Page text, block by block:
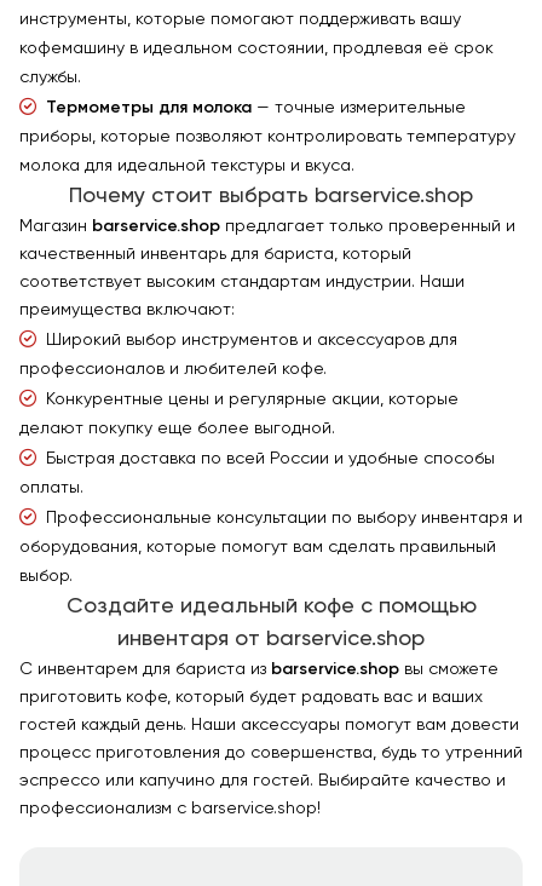
инструменты, которые помогают поддерживать вашу
кофемашину в идеальном состоянии, продлевая её срок
службы.
Термометры для молока — точные измерительные
приборы, которые позволяют контролировать температуру
молока для идеальной текстуры и вкуса.
Почему стоит выбрать barservice.shop
Магазин barservice.shop предлагает только проверенный и
качественный инвентарь для бариста, который
соответствует высоким стандартам индустрии. Наши
преимущества включают:
Широкий выбор инструментов и аксессуаров для
профессионалов и любителей кофе.
Конкурентные цены и регулярные акции, которые
делают покупку еще более выгодной.
Быстрая доставка по всей России и удобные способы
оплаты.
Профессиональные консультации по выбору инвентаря и
оборудования, которые помогут вам сделать правильный
выбор.
Создайте идеальный кофе с помощью
инвентаря от barservice.shop
С инвентарем для бариста из barservice.shop вы сможете
приготовить кофе, который будет радовать вас и ваших
гостей каждый день. Наши аксессуары помогут вам довести
процесс приготовления до совершенства, будь то утренний
эспрессо или капучино для гостей. Выбирайте качество и
профессионализм с barservice.shop!